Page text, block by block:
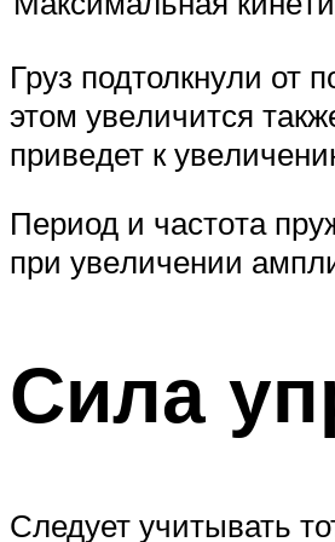
Груз под­толк­ну­ли от
этом уве­ли­чит­ся
при­ве­дет к
Пе­ри­од и ча­сто­та
при уве­ли­че­нии
Сила
Следует учитывать